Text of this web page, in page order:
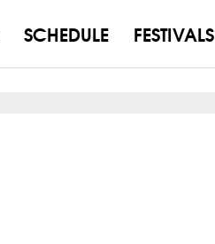
SCHEDULE FESTIVALS